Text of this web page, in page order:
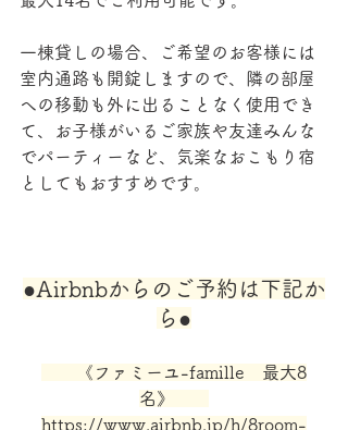
一棟貸しの場合、ご希望のお客様には
室内通路も開錠しますので、隣の部屋
への移動も外に出ることなく使用でき
て、お子様がいるご家族や友達みんな
でパーティーなど、気楽なおこもり宿
としてもおすすめです。
●Airbnbからのご予約は下記か
ら●
《ファミーユ-famille　最大8
名》
https://www.airbnb.jp/h/8room-